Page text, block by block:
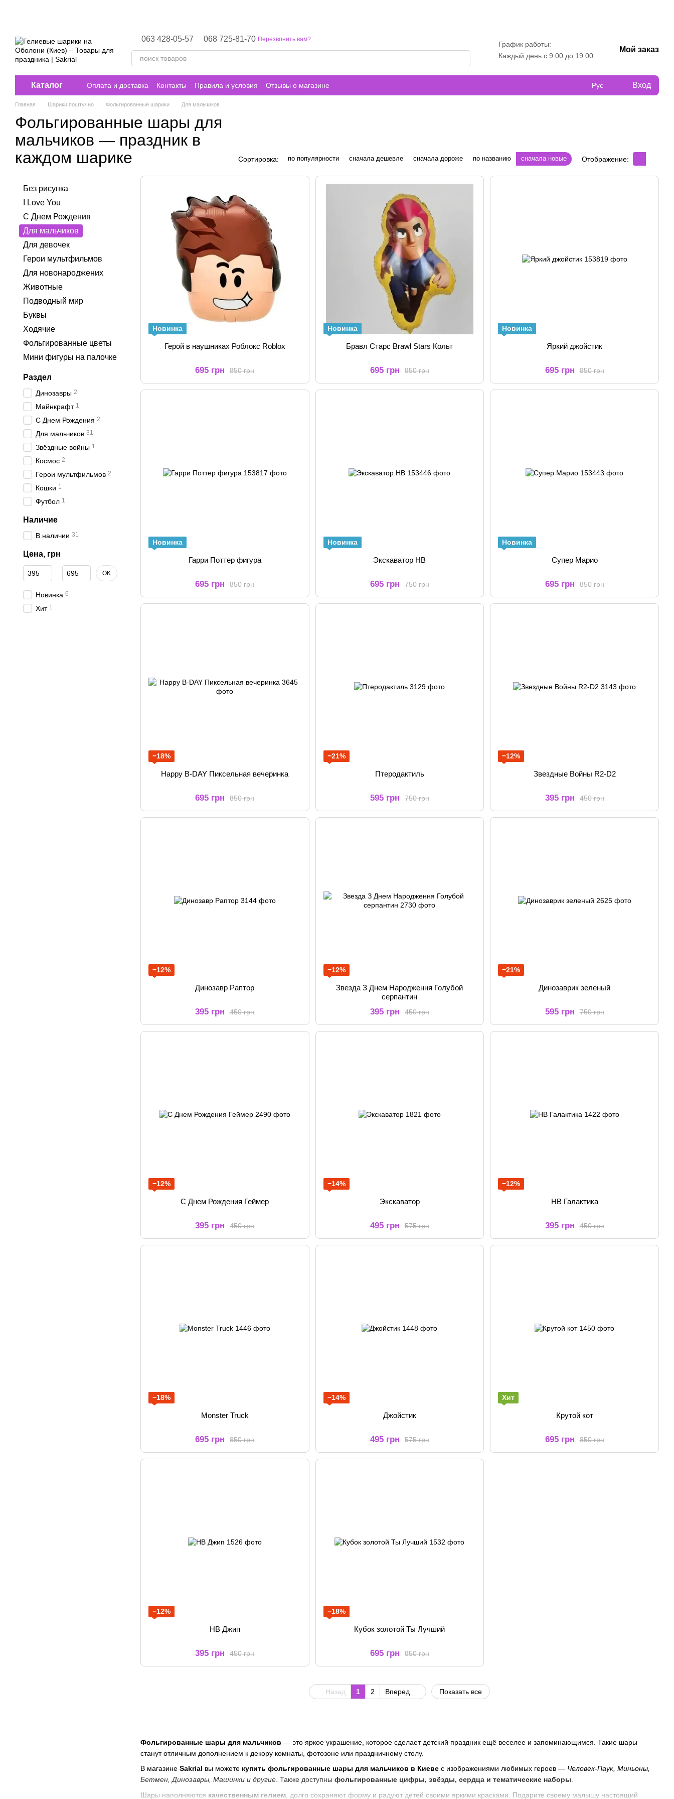
063 428-05-57 068 725-81-70 Перезвонить вам?
График работы:
Каждый день с 9:00 до 19:00
Мой заказ
Каталог Оплата и доставка Контакты Правила и условия Отзывы о магазине Рус Вход
Главная Шарики поштучно Фольгированные шарики Для мальчиков
Фольгированные шары для
мальчиков — праздник в
каждом шарике
Сортировка: по популярности сначала дешевле сначала дороже по названию сначала новые Отображение:
Фольгированные шары для мальчиков — это яркое украшение, которое сделает детский праздник ещё веселее и запоминающимся. Такие шары
станут отличным дополнением к декору комнаты, фотозоне или праздничному столу.
В магазине Sakrial вы можете купить фольгированные шары для мальчиков в Киеве с изображениями любимых героев — Человек-Паук, Миньоны,
Бетмен, Динозавры, Машинки и другие. Также доступны фольгированные цифры, звёзды, сердца и тематические наборы.
Шары наполняются качественным гелием , долго сохраняют форму и радуют детей своими яркими красками. Подарите своему малышу настоящий
Новинка
Герой в наушниках Роблокс Roblox
850 грн
695 грн
Новинка
Бравл Старс Brawl Stars Кольт
850 грн
695 грн
Новинка
Яркий джойстик
850 грн
695 грн
Новинка
Гарри Поттер фигура
850 грн
695 грн
Новинка
Экскаватор НВ
750 грн
695 грн
Новинка
Супер Марио
850 грн
695 грн
−18%
Happy B-DAY Пиксельная вечеринка
850 грн
695 грн
−21%
Птеродактиль
750 грн
595 грн
−12%
Звездные Войны R2-D2
450 грн
395 грн
−12%
Динозавр Раптор
450 грн
395 грн
−12%
Звезда З Днем Народження Голубой
серпантин
450 грн
395 грн
−21%
Динозаврик зеленый
750 грн
595 грн
−12%
С Днем Рождения Геймер
450 грн
395 грн
−14%
Экскаватор
575 грн
495 грн
−12%
HB Галактика
450 грн
395 грн
−18%
Monster Truck
850 грн
695 грн
−14%
Джойстик
575 грн
495 грн
Хит
Крутой кот
850 грн
695 грн
−12%
НВ Джип
450 грн
395 грн
−18%
Кубок золотой Ты Лучший
850 грн
695 грн
Назад 1 2 Вперед Показать все
Без рисунка
I Love You
С Днем Рождения
Для мальчиков
Для девочек
Герои мультфильмов
Для новонароджених
Животные
Подводный мир
Буквы
Ходячие
Фольгированные цветы
Мини фигуры на палочке
Раздел
Динозавры 2
Майнкрафт 1
С Днем Рождения 2
Для мальчиков 31
Звёздные войны 1
Космос 2
Герои мультфильмов 2
Кошки 1
Футбол 1
Наличие
В наличии 31
Цена, грн
От Цена, грн
До Цена, грн OK
Новинка 6
Хит 1